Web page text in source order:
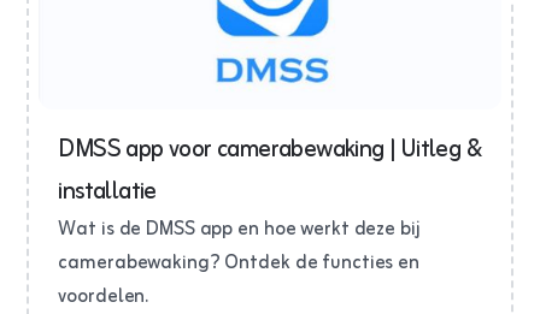
DMSS app voor camerabewaking | Uitleg &
installatie
Wat is de DMSS app en hoe werkt deze bij
camerabewaking? Ontdek de functies en
voordelen.